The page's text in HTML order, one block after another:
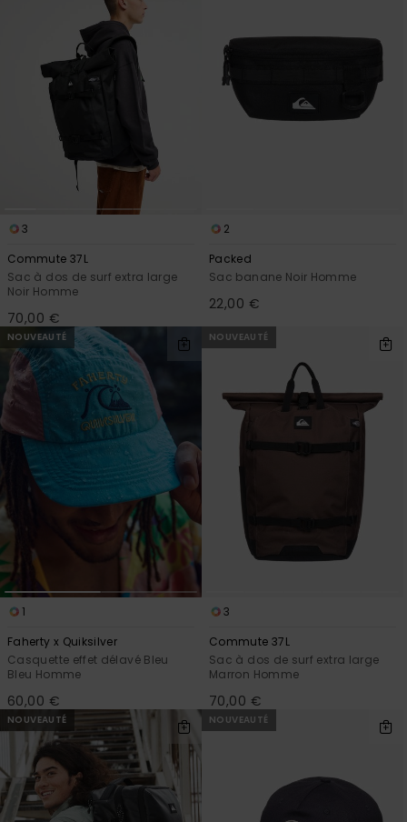
3
Commute 37L
Sac à dos de surf extra large
Noir Homme
70,00 €
2
Packed
Sac banane Noir Homme
22,00 €
NOUVEAUTÉ
1
Faherty x Quiksilver
Casquette effet délavé Bleu
Bleu Homme
60,00 €
NOUVEAUTÉ
3
Commute 37L
Sac à dos de surf extra large
Marron Homme
70,00 €
NOUVEAUTÉ NOUVEAUTÉ